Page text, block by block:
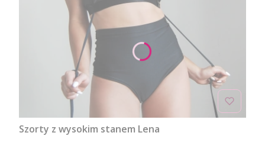
Szorty z wysokim stanem Lena